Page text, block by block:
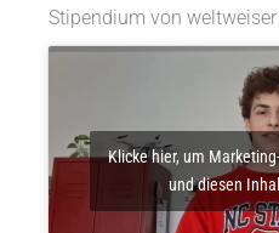
Stipendium von
Klicke hier, um
und diesen